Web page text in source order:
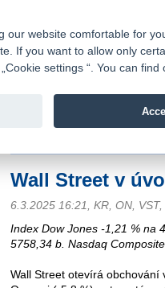
Fio banka
Wall Street v
6.3.2025 16:21, KR, ON,
Index Dow Jones -1,21 % na
5758,34 b. Nasdaq
Wall Street otevírá
our website comfortable for
If you want to allow only
settings “. You can